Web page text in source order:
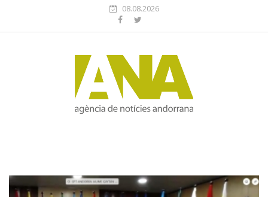
08.08.2026